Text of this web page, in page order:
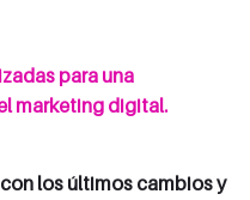
para una
marketing digital.
los últimos cambios y